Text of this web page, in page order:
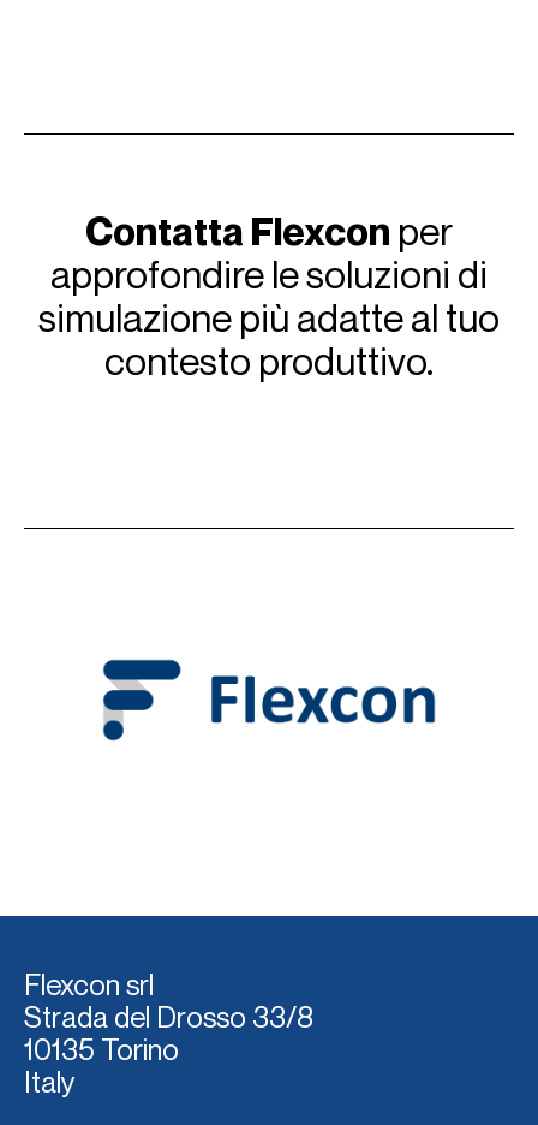
Contatta Flexcon per
approfondire le soluzioni di
simulazione più adatte al tuo
contesto produttivo.
Flexcon srl
Strada del Drosso 33/8
10135 Torino
Italy